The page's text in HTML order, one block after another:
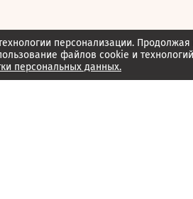
персонализации. Продолжая
файлов cookie и
персональных данных.